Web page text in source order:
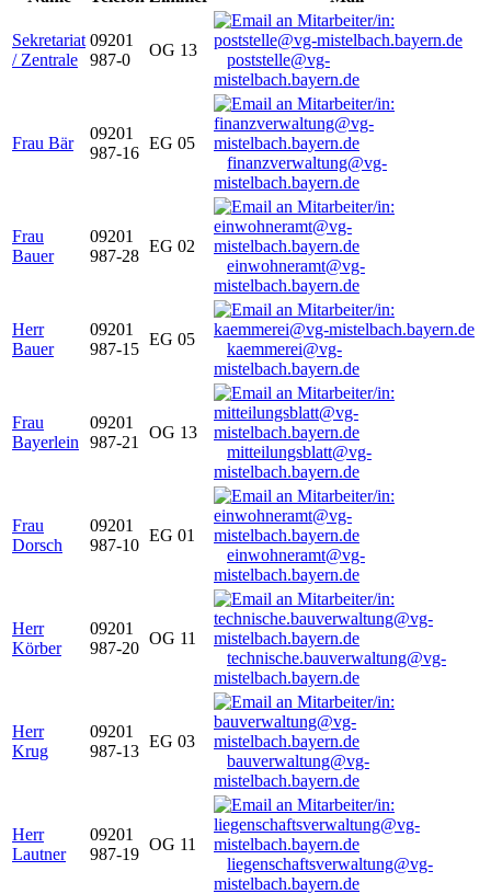
Sekretariat
/ Zentrale
09201
987-0
OG 13
poststelle@vg-
mistelbach.bayern.de
Frau Bär
09201
987-16
EG 05
finanzverwaltung@vg-
mistelbach.bayern.de
Frau
Bauer
09201
987-28
EG 02
einwohneramt@vg-
mistelbach.bayern.de
Herr
Bauer
09201
987-15
EG 05
kaemmerei@vg-
mistelbach.bayern.de
Frau
Bayerlein
09201
987-21
OG 13
mitteilungsblatt@vg-
mistelbach.bayern.de
Frau
Dorsch
09201
987-10
EG 01
einwohneramt@vg-
mistelbach.bayern.de
Herr
Körber
09201
987-20
OG 11
technische.bauverwaltung@vg-
mistelbach.bayern.de
Herr
Krug
09201
987-13
EG 03
bauverwaltung@vg-
mistelbach.bayern.de
Herr
Lautner
09201
987-19
OG 11
liegenschaftsverwaltung@vg-
mistelbach.bayern.de